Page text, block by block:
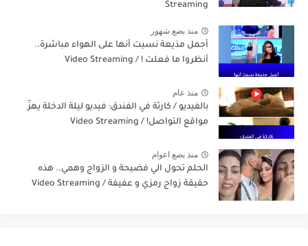
Streaming
منذ بضع شهور
أجمل مذيعة نسيت أنها على الهواء مباشرة..
أنظروا ما فعلت ! / Video Streaming
منذ عام
بالفيديو / كارثة في الفندق: فيديو ليلة الدخلة يهزّ
مواقع التواصل! / Video Streaming
منذ بضع اعوام
الحلم تحول الي فضيحة و الزواج وهمي.. هذه
حقيقة زواج رمزي و عفيفة / Video Streaming